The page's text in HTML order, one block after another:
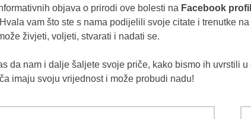
objava o prirodi ove bolesti na Facebook
vam što ste s nama podijelili svoje citate i trenutke
živjeti, voljeti, stvarati i nadati se.
da nam i dalje šaljete svoje priče, kako bismo ih uvrstili u
imaju svoju vrijednost i može probudi nadu!